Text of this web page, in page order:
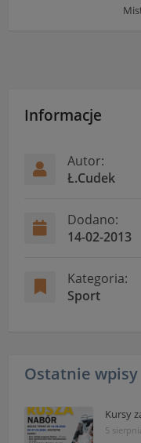
Informacje
Autor:
Ł.Cudek
Dodano:
14-02-2013
Kategoria:
Sport
Ostatnie wpisy
Kursy
5